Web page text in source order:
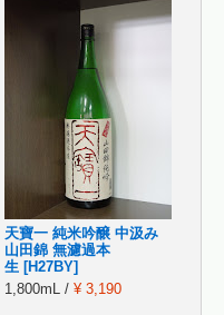
天寶一 純米吟醸 中汲み
山田錦 無濾過本
生 [H27BY]
1,800mL / ¥ 3,190